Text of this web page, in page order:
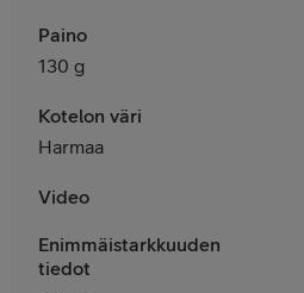
Paino
130 g
Kotelon väri
Harmaa
Video
Enimmäistarkkuuden
tiedot